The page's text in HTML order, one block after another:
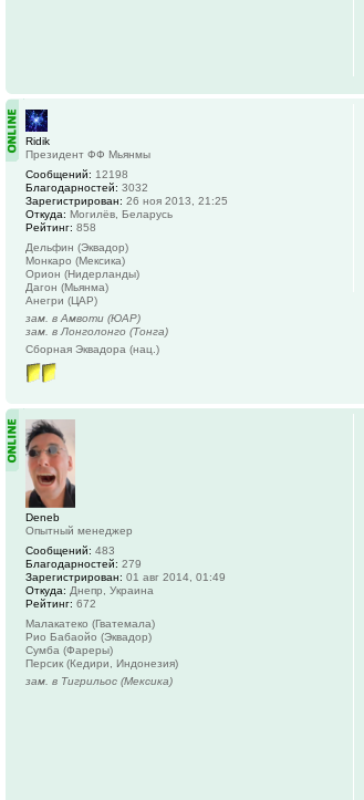
Ridik
Президент ФФ Мьянмы
Сообщений: 12198
Благодарностей: 3032
Зарегистрирован: 26 ноя 2013, 21:25
Откуда: Могилёв, Беларусь
Рейтинг: 858
Дельфин (Эквадор)
Монкаро (Мексика)
Орион (Нидерланды)
Дагон (Мьянма)
Анегри (ЦАР)
зам. в Амвоти (ЮАР)
зам. в Лонголонго (Тонга)
Сборная Эквадора (нац.)
Deneb
Опытный менеджер
Сообщений: 483
Благодарностей: 279
Зарегистрирован: 01 авг 2014, 01:49
Откуда: Днепр, Украина
Рейтинг: 672
Малакатеко (Гватемала)
Рио Бабаойо (Эквадор)
Сумба (Фареры)
Персик (Кедири, Индонезия)
зам. в Тигрильос (Мексика)